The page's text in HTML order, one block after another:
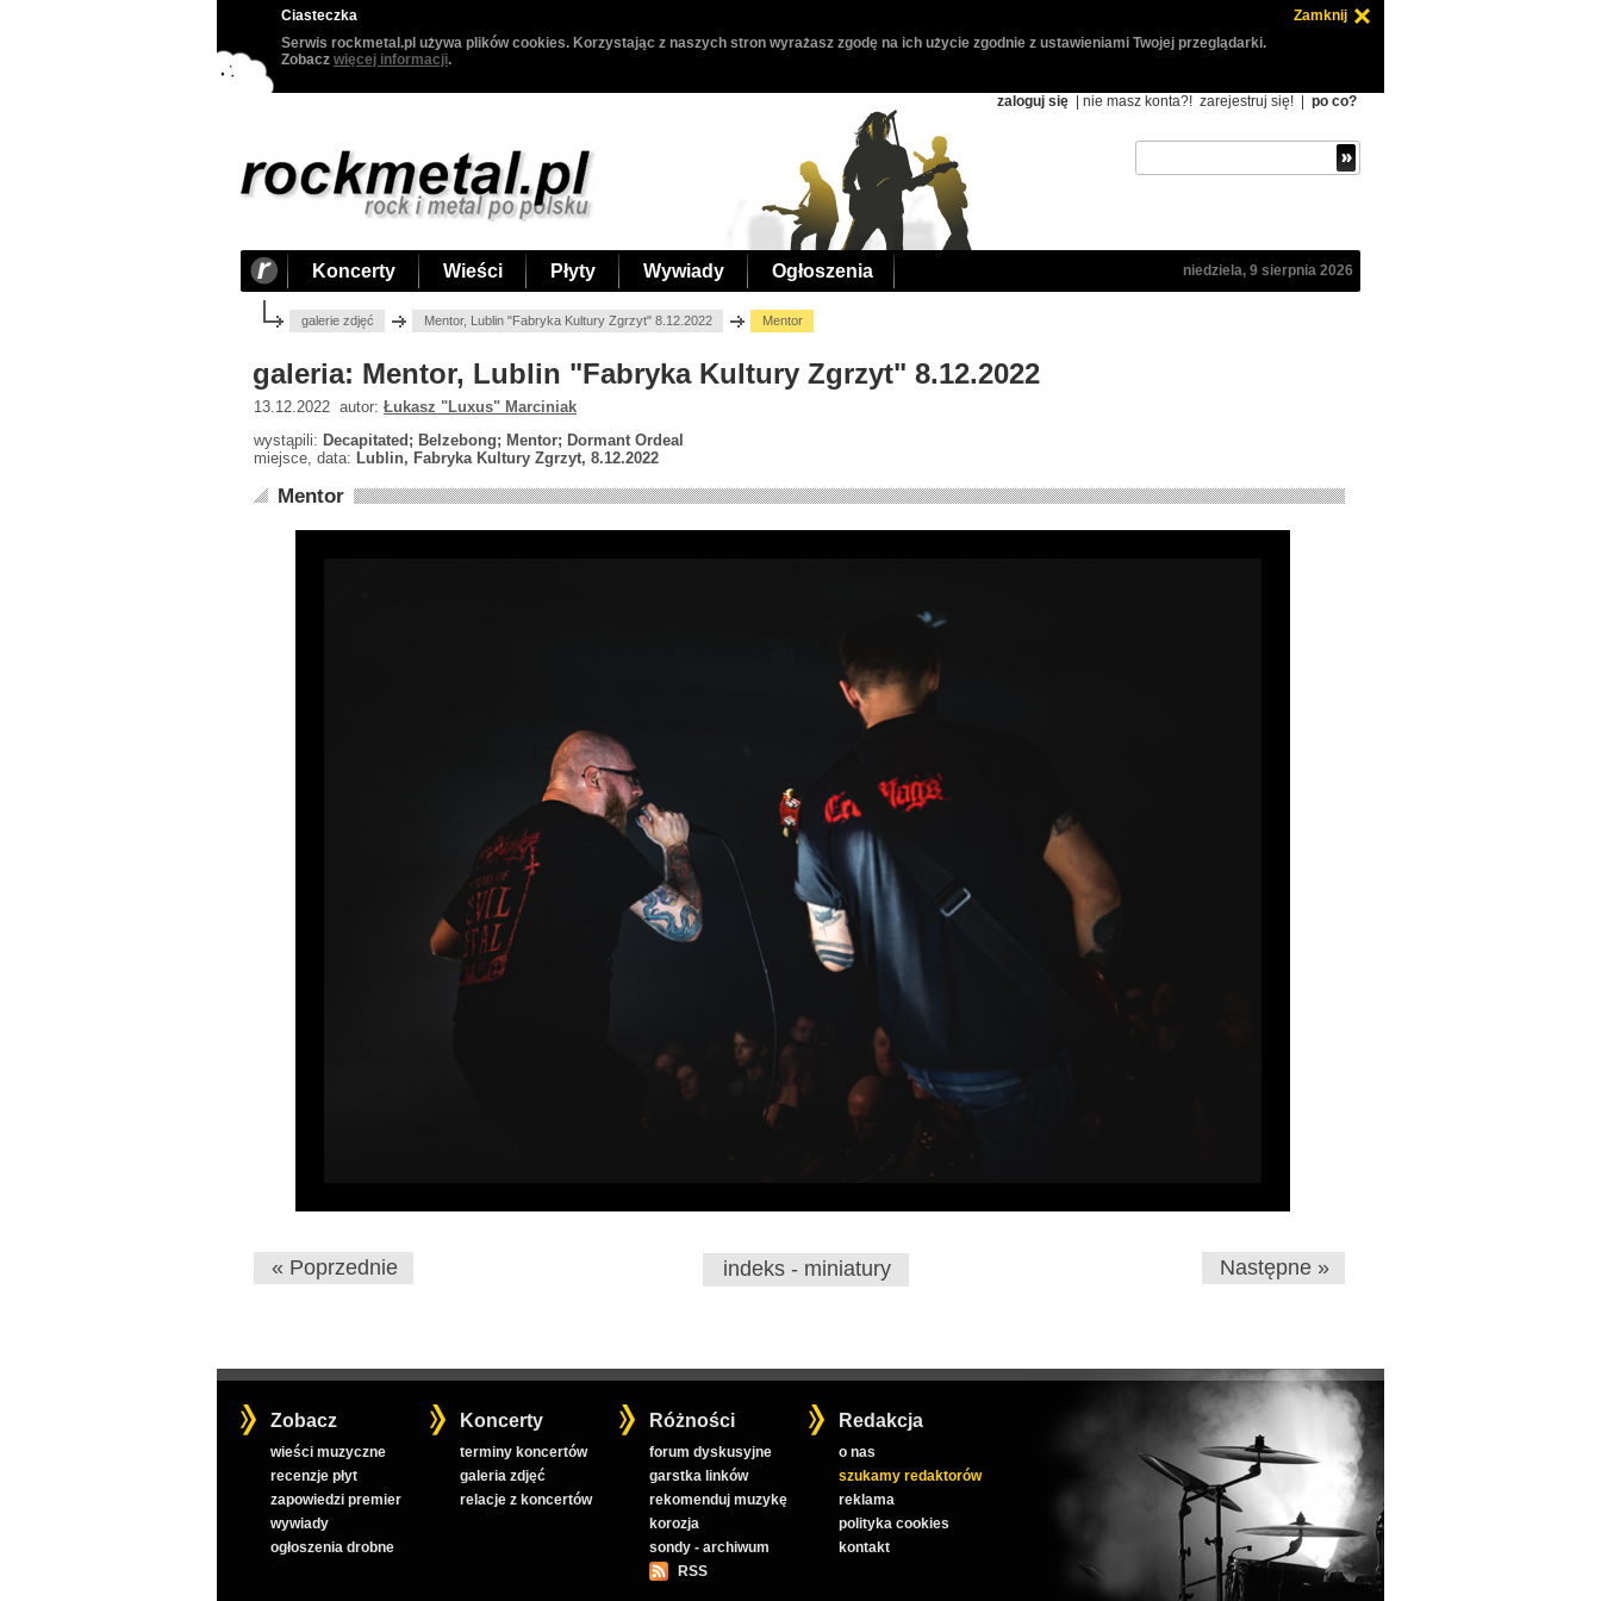
Ciasteczka
Zamknij
Serwis rockmetal.pl używa plików cookies. Korzystając z naszych stron wyrażasz zgodę na ich użycie zgodnie z ustawieniami Twojej przeglądarki.
Zobacz więcej informacji.
zaloguj się | nie masz konta?! zarejestruj się! po co?
Koncerty Wieści Płyty Wywiady Ogłoszenia niedziela, 9 sierpnia 2026
galerie zdjęć Mentor, Lublin "Fabryka Kultury Zgrzyt" 8.12.2022 Mentor
galeria: Mentor, Lublin "Fabryka Kultury Zgrzyt" 8.12.2022
13.12.2022 autor: Łukasz "Luxus" Marciniak
wystąpili: Decapitated; Belzebong; Mentor; Dormant Ordeal
miejsce, data: Lublin, Fabryka Kultury Zgrzyt, 8.12.2022
Mentor
« Poprzednie indeks - miniatury Następne »
Zobacz
wieści muzyczne
recenzje płyt
zapowiedzi premier
wywiady
ogłoszenia drobne
Koncerty
terminy koncertów
galeria zdjęć
relacje z koncertów
Różności
forum dyskusyjne
garstka linków
rekomenduj muzykę
korozja
sondy - archiwum
RSS
Redakcja
o nas
szukamy redaktorów
reklama
polityka cookies
kontakt